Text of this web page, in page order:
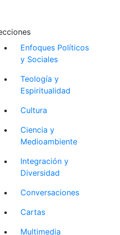
Enfoques Políticos
y Sociales
Teología y
Espiritualidad
Cultura
Ciencia y
Medioambiente
Integración y
Diversidad
Conversaciones
Cartas
Multimedia